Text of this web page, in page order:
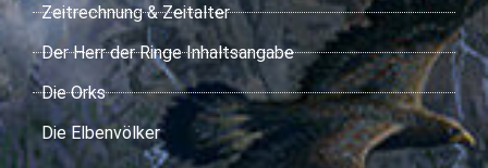
Zeitrechnung & Zeitalter
Der Herr der Ringe Inhaltsangabe
Die Orks
Die Elbenvölker